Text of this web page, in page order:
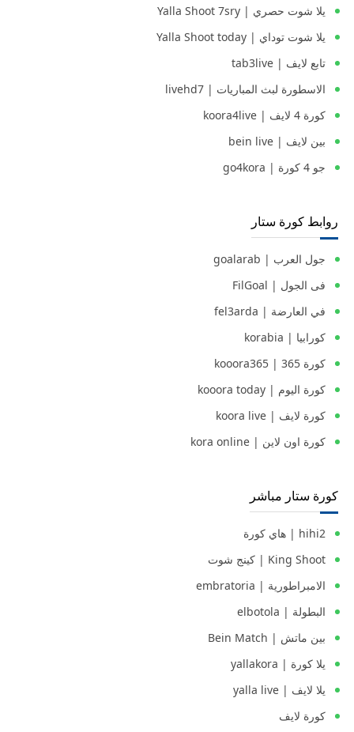
يلا شوت حصري | Yalla Shoot 7sry
يلا شوت توداي | Yalla Shoot today
تابع لايف | tab3live
الاسطورة لبث المباريات | livehd7
كورة 4 لايف | koora4live
بين لايف | bein live
جو 4 كورة | go4kora
روابط كورة ستار
جول العرب | goalarab
فى الجول | FilGoal
في العارضة | fel3arda
كورابيا | korabia
كورة 365 | kooora365
كورة اليوم | kooora today
كورة لايف | koora live
كورة اون لاين | kora online
كورة ستار مباشر
hihi2 | هاي كورة
King Shoot | كينج شوت
الامبراطورية | embratoria
البطولة | elbotola
بين ماتش | Bein Match
يلا كورة | yallakora
يلا لايف | yalla live
كورة لايف